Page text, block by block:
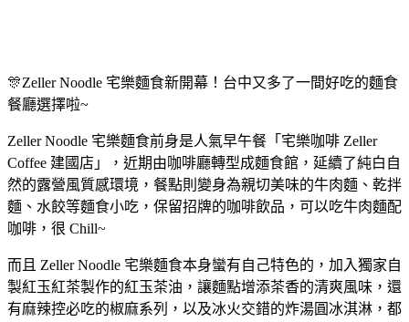
🎊Zeller Noodle 宅樂麵食新開幕！台中又多了一間好吃的麵食
餐廳選擇啦~
Zeller Noodle 宅樂麵食前身是人氣早午餐「宅樂咖啡 Zeller
Coffee 建國店」，近期由咖啡廳轉型成麵食館，延續了純白自
然的露營風質感環境，餐點則變身為親切美味的牛肉麵、乾拌
麵、水餃等麵食小吃，保留招牌的咖啡飲品，可以吃牛肉麵配
咖啡，很 Chill~
而且 Zeller Noodle 宅樂麵食本身蠻有自己特色的，加入獨家自
製紅玉紅茶製作的紅玉茶油，讓麵點增添茶香的清爽風味，還
有麻辣控必吃的椒麻系列，以及冰火交錯的炸湯圓冰淇淋，都